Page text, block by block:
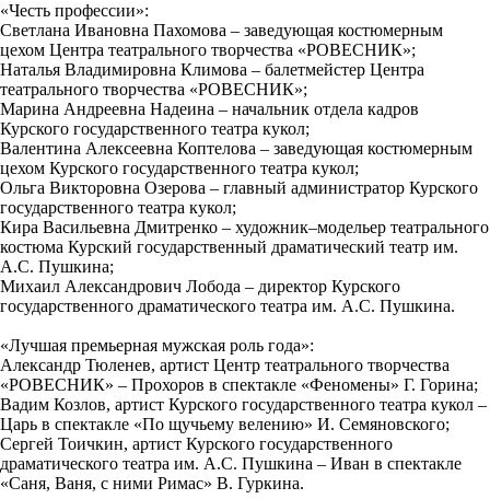
«Честь профессии»:
Светлана Ивановна Пахомова – заведующая костюмерным
цехом Центра театрального творчества «РОВЕСНИК»;
Наталья Владимировна Климова – балетмейстер Центра
театрального творчества «РОВЕСНИК»;
Марина Андреевна Надеина – начальник отдела кадров
Курского государственного театра кукол;
Валентина Алексеевна Коптелова – заведующая костюмерным
цехом Курского государственного театра кукол;
Ольга Викторовна Озерова – главный администратор Курского
государственного театра кукол;
Кира Васильевна Дмитренко – художник–модельер театрального
костюма Курский государственный драматический театр им.
А.С. Пушкина;
Михаил Александрович Лобода – директор Курского
государственного драматического театра им. А.С. Пушкина.
«Лучшая премьерная мужская роль года»:
Александр Тюленев, артист Центр театрального творчества
«РОВЕСНИК» – Прохоров в спектакле «Феномены» Г. Горина;
Вадим Козлов, артист Курского государственного театра кукол –
Царь в спектакле «По щучьему велению» И. Семяновского;
Сергей Тоичкин, артист Курского государственного
драматического театра им. А.С. Пушкина – Иван в спектакле
«Саня, Ваня, с ними Римас» В. Гуркина.